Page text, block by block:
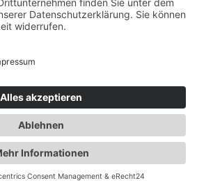
einzuholen.
Hu-manity Rights
Einwilligungen bzw. deren
werden gespeichert, bis Sie
auffordern, den Cookie
Rights Inc. selbst löschen
für die Datenspeicherung
gesetzliche